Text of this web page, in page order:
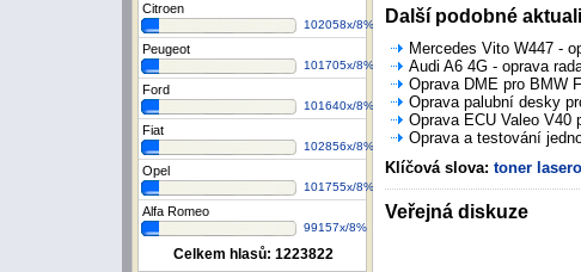
Citroen
102058x/8%
Peugeot
101705x/8%
Ford
101640x/8%
Fiat
102856x/8%
Opel
101755x/8%
Alfa Romeo
99157x/8%
Celkem hlasů: 1223822
Další podobné
Mercedes Vito W447 -
Audi A6 4G - oprava
Oprava DME pro BMW
Oprava palubní desky
Oprava ECU Valeo V40
Oprava a testování
Klíčová slova: toner
Veřejná diskuze